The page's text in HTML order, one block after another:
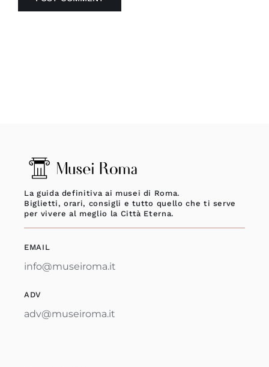
La guida definitiva ai musei di Roma.
Biglietti, orari, consigli e tutto quello che ti serve
per vivere al meglio la Città Eterna.
EMAIL
info@museiroma.it
ADV
adv@museiroma.it